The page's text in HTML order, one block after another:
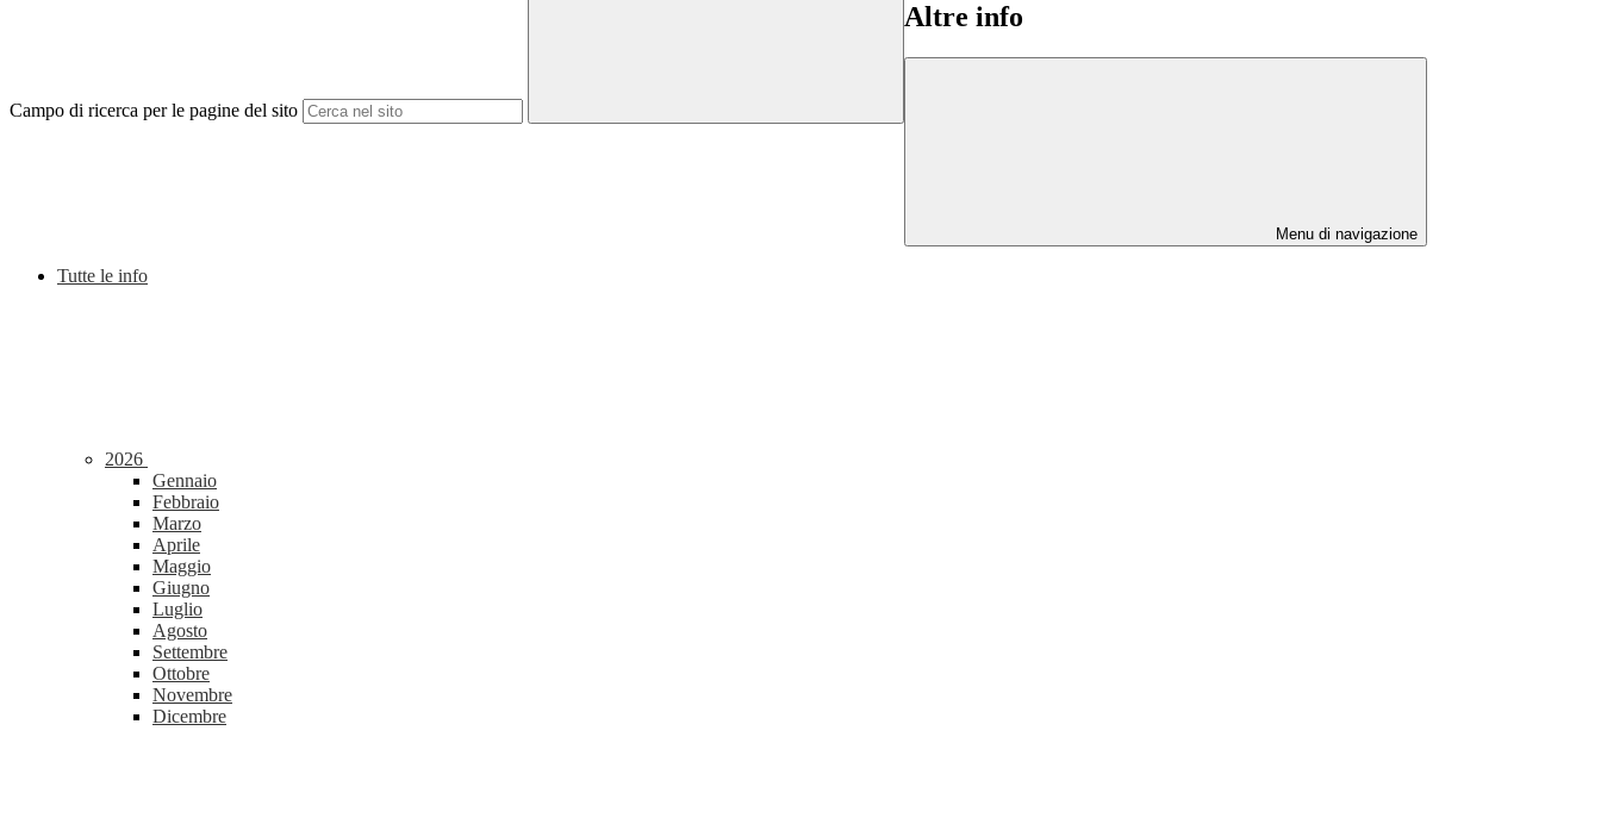
Campo di ricerca per le pagine del sito
Altre info
Menu di navigazione
Tutte le info
2026
Gennaio
Febbraio
Marzo
Aprile
Maggio
Giugno
Luglio
Agosto
Settembre
Ottobre
Novembre
Dicembre